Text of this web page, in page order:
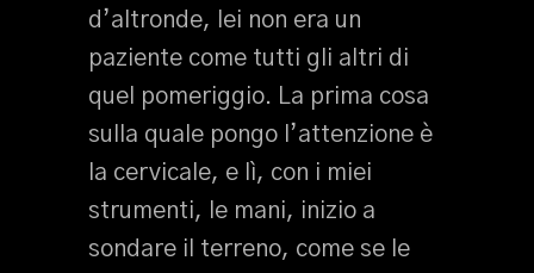
d’altronde, lei non era un
paziente come tutti gli altri di
quel pomeriggio. La prima cosa
sulla quale pongo l’attenzione è
la cervicale, e lì, con i miei
strumenti, le mani, inizio a
sondare il terreno, come se le